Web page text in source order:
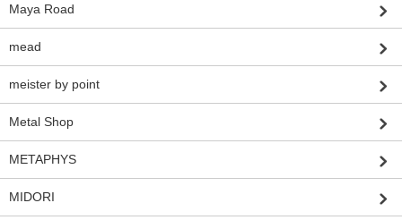
Maya Road
mead
meister by point
Metal Shop
METAPHYS
MIDORI